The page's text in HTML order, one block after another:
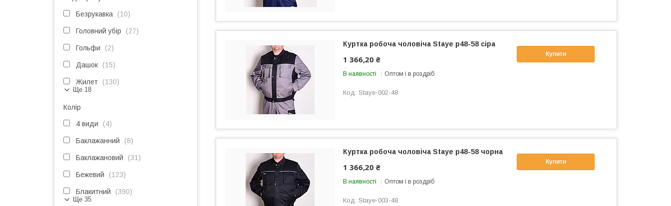
Купити
Куртка робоча чоловіча Staye р48-58 сіра
1 366,20 ₴
В наявності Оптом і в роздріб
Staye-002-48
Купити
Куртка робоча чоловіча Staye р48-58 чорна
1 366,20 ₴
В наявності Оптом і в роздріб
Staye-003-48
Безрукавка 10
Головний убір 27
Гольфи 2
Дашок 15
Жилет 130
Ще 18
Колір
4 види 4
Баклажанний 8
Баклажановий 31
Бежевий 123
Блакитний 390
Ще 35